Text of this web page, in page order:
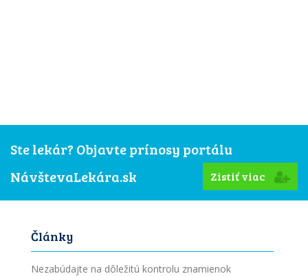
Ste lekár? Objavte prínosy portálu
NávštevaLekára.sk
Zistiť viac
Články
Nezabúdajte na dôležitú kontrolu znamienok